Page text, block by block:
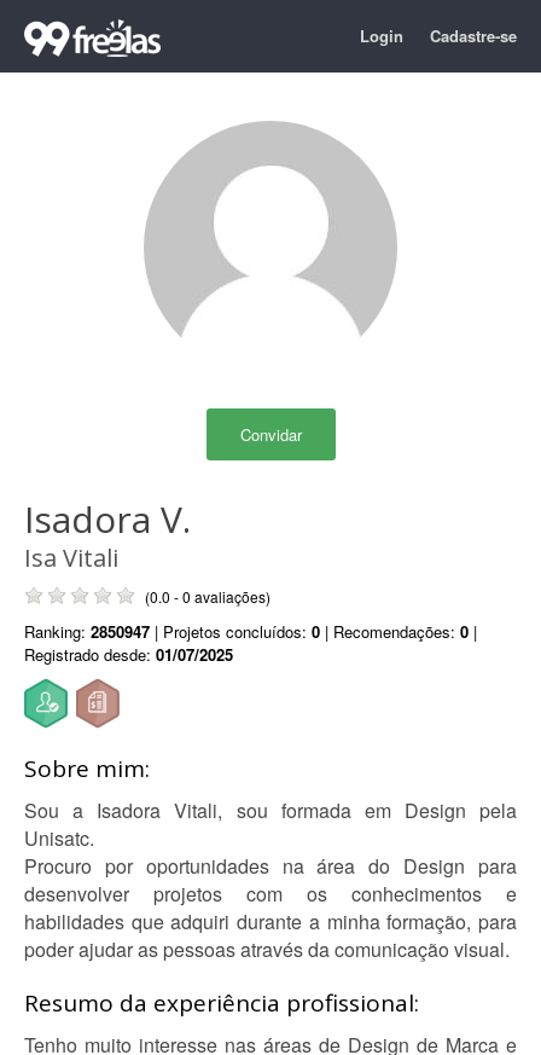
Login Cadastre-se
Convidar
Isadora V.
Isa Vitali
(0.0 - 0 avaliações)
Ranking: 2850947 | Projetos concluídos: 0 | Recomendações: 0 |
Registrado desde: 01/07/2025
Sobre mim:
Sou a Isadora Vitali, sou formada em Design pela
Unisatc.
Procuro por oportunidades na área do Design para
desenvolver projetos com os conhecimentos e
habilidades que adquiri durante a minha formação, para
poder ajudar as pessoas através da comunicação visual.
Resumo da experiência profissional:
Tenho muito interesse nas áreas de Design de Marca e